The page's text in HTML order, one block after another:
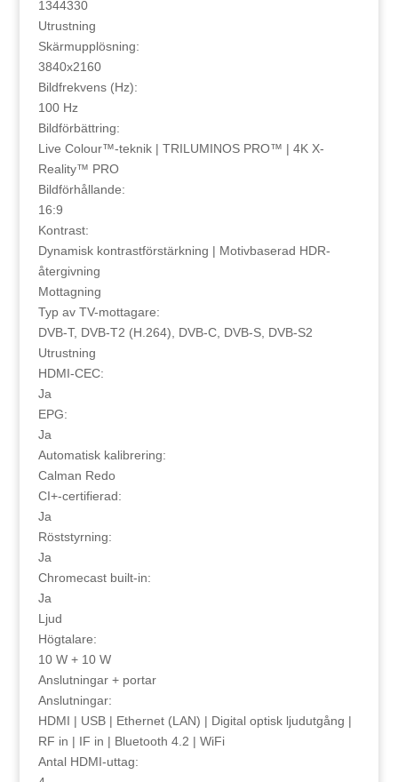
1344330
Utrustning
Skärmupplösning:
3840x2160
Bildfrekvens (Hz):
100 Hz
Bildförbättring:
Live Colour™-teknik | TRILUMINOS PRO™ | 4K X-
Reality™ PRO
Bildförhållande:
16:9
Kontrast:
Dynamisk kontrastförstärkning | Motivbaserad HDR-
återgivning
Mottagning
Typ av TV-mottagare:
DVB-T, DVB-T2 (H.264), DVB-C, DVB-S, DVB-S2
Utrustning
HDMI-CEC:
Ja
EPG:
Ja
Automatisk kalibrering:
Calman Redo
CI+-certifierad:
Ja
Röststyrning:
Ja
Chromecast built-in:
Ja
Ljud
Högtalare:
10 W + 10 W
Anslutningar + portar
Anslutningar:
HDMI | USB | Ethernet (LAN) | Digital optisk ljudutgång |
RF in | IF in | Bluetooth 4.2 | WiFi
Antal HDMI-uttag: